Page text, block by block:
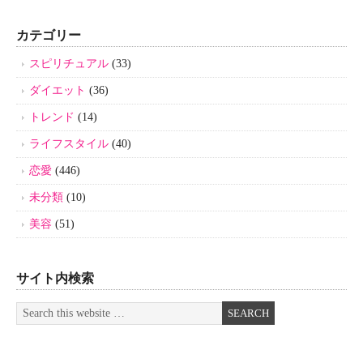
カテゴリー
スピリチュアル (33)
ダイエット (36)
トレンド (14)
ライフスタイル (40)
恋愛 (446)
未分類 (10)
美容 (51)
サイト内検索